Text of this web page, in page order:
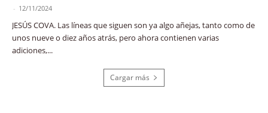
- 12/11/2024
JESÚS COVA. Las líneas que siguen son ya algo añejas, tanto como de
unos nueve o diez años atrás, pero ahora contienen varias
adiciones,...
Cargar más